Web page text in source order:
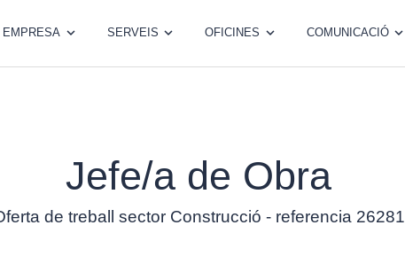
EMPRESA SERVEIS OFICINES COMUNICACIÓ
Jefe/a de Obra
de treball sector Construcció - referencia 26281